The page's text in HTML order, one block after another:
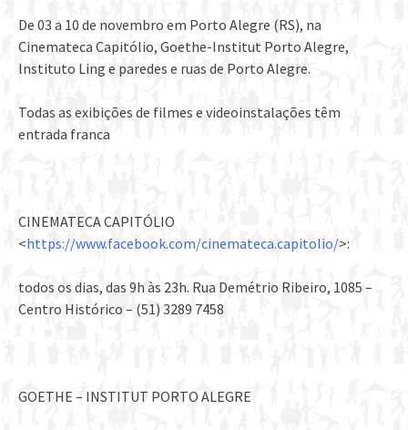
De 03 a 10 de novembro em Porto Alegre (RS), na
Cinemateca Capitólio, Goethe-Institut Porto Alegre,
lnstituto Ling e paredes e ruas de Porto Alegre.
Todas as exibições de filmes e videoinstalações têm
entrada franca
CINEMATECA CAPITÓLIO
<https://www.facebook.com/cinemateca.capitolio/>:
todos os dias, das 9h às 23h. Rua Demétrio Ribeiro, 1085 –
Centro Histórico – (51) 3289 7458
GOETHE – INSTITUT PORTO ALEGRE